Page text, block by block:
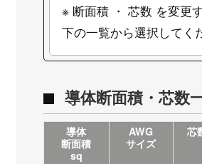
※ 断面積 ・ 芯数 を変更
下の一覧から選択してく
導体断面積・芯数
導体
断面積
sq
AWG
サイズ
芯